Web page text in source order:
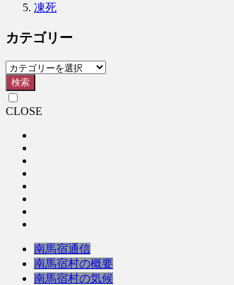
凍死
カテゴリー
検索
CLOSE
南馬宿通信
南馬宿村の概要
南馬宿村の気候